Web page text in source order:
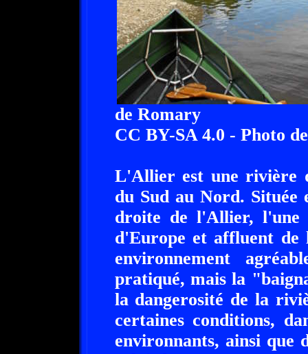
de Romary
CC BY-SA 4.0 - Photo
L'Allier est une rivière
du Sud au Nord. Située
droite de l'Allier, l'une
d'Europe et affluent
environnement
pratiqué, mais la
la dangerosité de la
certaines conditions,
environnants, ainsi que